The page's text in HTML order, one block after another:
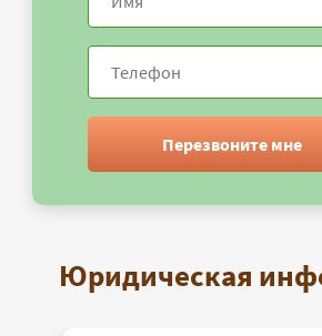
Перезвоните мне
Юридическая